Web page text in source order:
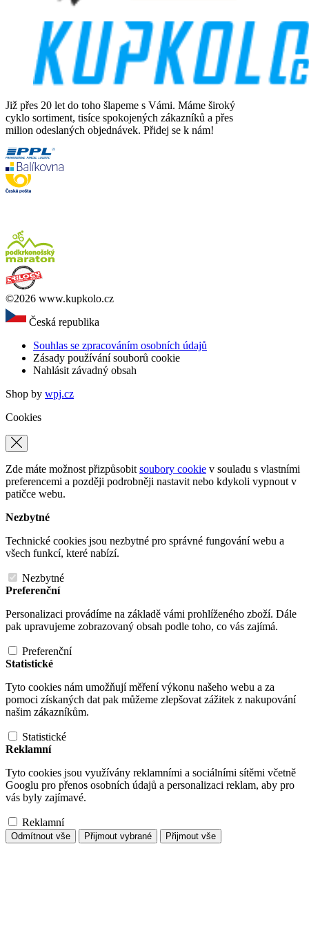
Již přes 20 let do toho šlapeme s Vámi. Máme široký
cyklo sortiment, tisíce spokojených zákazníků a přes
milion odeslaných objednávek. Přidej se k nám!
©2026 www.kupkolo.cz
Česká republika
Souhlas se zpracováním osobních údajů
Zásady používání souborů cookie
Nahlásit závadný obsah
Shop by wpj.cz
Cookies
Zde máte možnost přizpůsobit soubory cookie v souladu s vlastními
preferencemi a později podrobněji nastavit nebo kdykoli vypnout v
patičce webu.
Nezbytné
Technické cookies jsou nezbytné pro správné fungování webu a
všech funkcí, které nabízí.
Nezbytné
Preferenční
Personalizaci provádíme na základě vámi prohlíženého zboží. Dále
pak upravujeme zobrazovaný obsah podle toho, co vás zajímá.
Preferenční
Statistické
Tyto cookies nám umožňují měření výkonu našeho webu a za
pomoci získaných dat pak můžeme zlepšovat zážitek z nakupování
našim zákazníkům.
Statistické
Reklamní
Tyto cookies jsou využívány reklamními a sociálními sítěmi včetně
Googlu pro přenos osobních údajů a personalizaci reklam, aby pro
vás byly zajímavé.
Reklamní
Odmítnout vše Přijmout vybrané Přijmout vše